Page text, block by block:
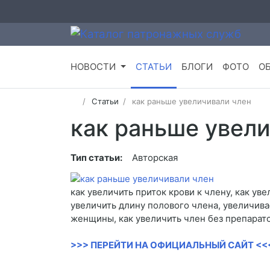
НОВОСТИ СТАТЬИ БЛОГИ ФОТО
Статьи как раньше увеличивали член
как раньше
Тип статьи: Авторская
как увеличить приток крови к члену, как
увеличить длину полового члена,
женщины, как увеличить член без
>>> ПЕРЕЙТИ НА ОФИЦИАЛЬНЫЙ САЙТ